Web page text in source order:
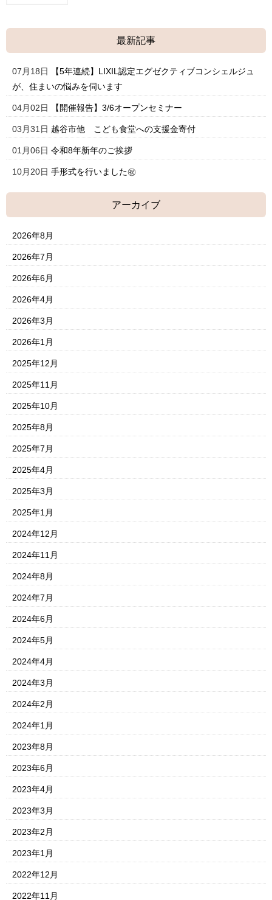
最新記事
07月18日
【5年連続】LIXIL認定エグゼクティブコンシェルジュ
が、住まいの悩みを伺います
04月02日 【開催報告】3/6オープンセミナー
03月31日 越谷市他 こども食堂への支援金寄付
01月06日 令和8年新年のご挨拶
10月20日 手形式を行いました㊗
アーカイブ
2026年8月
2026年7月
2026年6月
2026年4月
2026年3月
2026年1月
2025年12月
2025年11月
2025年10月
2025年8月
2025年7月
2025年4月
2025年3月
2025年1月
2024年12月
2024年11月
2024年8月
2024年7月
2024年6月
2024年5月
2024年4月
2024年3月
2024年2月
2024年1月
2023年8月
2023年6月
2023年4月
2023年3月
2023年2月
2023年1月
2022年12月
2022年11月